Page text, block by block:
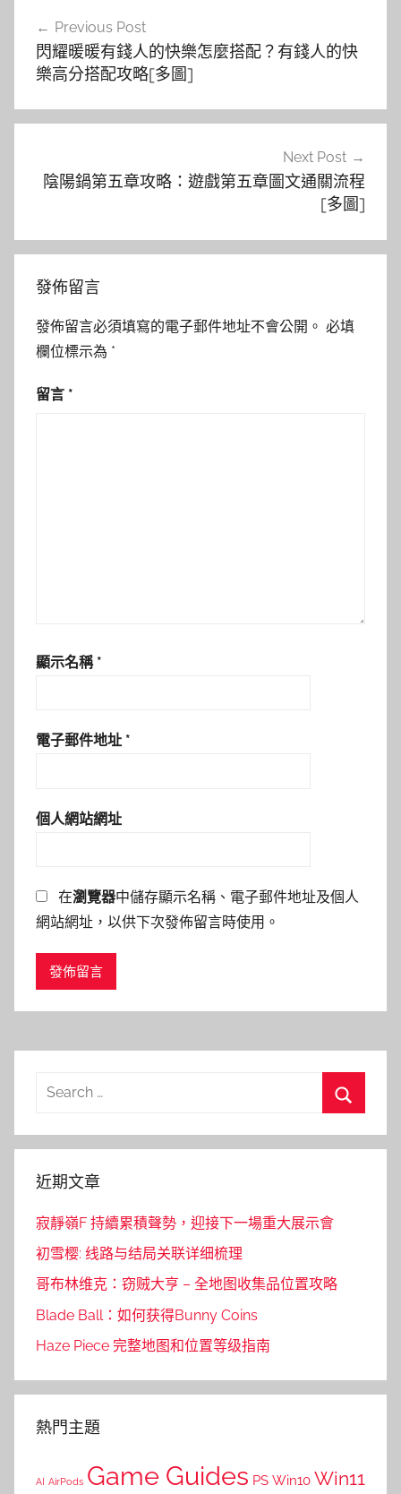
覽
Previous Post
閃耀暖暖有錢人的快樂怎麼搭配？有錢人的快
樂高分搭配攻略[多圖]
Next Post
陰陽鍋第五章攻略：遊戲第五章圖文通關流程
[多圖]
發佈留言
發佈留言必須填寫的電子郵件地址不會公開。 必填
欄位標示為 *
留言 *
顯示名稱 *
電子郵件地址 *
個人網站網址
在瀏覽器中儲存顯示名稱、電子郵件地址及個人
網站網址，以供下次發佈留言時使用。
Search
近期文章
寂靜嶺F 持續累積聲勢，迎接下一場重大展示會
初雪樱: 线路与结局关联详细梳理
哥布林维克：窃贼大亨 – 全地图收集品位置攻略
Blade Ball：如何获得Bunny Coins
Haze Piece 完整地图和位置等级指南
熱門主題
AI AirPods Game Guides PS Win10 Win11